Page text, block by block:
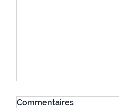
Commentaires